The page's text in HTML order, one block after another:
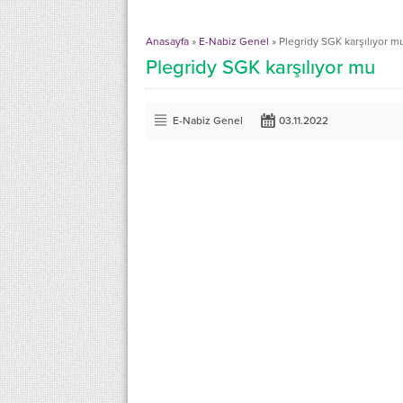
Anasayfa » E-Nabiz Genel » Plegridy SGK karşılıyor
Plegridy SGK karşılıyor mu
E-Nabiz Genel 03.11.2022